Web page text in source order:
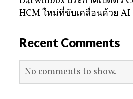
HCM ใหม่ที่ขับเคลื่อนด้วย
Recent Comments
No comments to show.